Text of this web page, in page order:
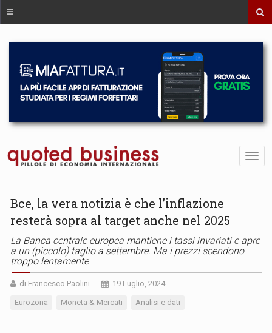
Bce, la vera notizia è che l’inflazione
resterà sopra al target anche nel 2025
La Banca centrale europea mantiene i tassi invariati e apre
a un (piccolo) taglio a settembre. Ma i prezzi scendono
troppo lentamente
di Francesco Paolini 19 Luglio, 2024
Eurozona Moneta & Mercati Analisi e dati